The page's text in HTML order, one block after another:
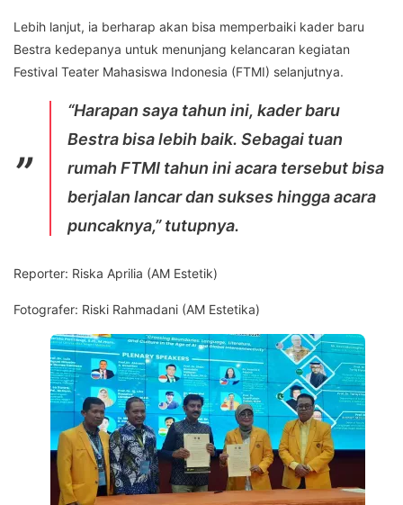
Lebih lanjut, ia berharap akan bisa memperbaiki kader baru
Bestra kedepanya untuk menunjang kelancaran kegiatan
Festival Teater Mahasiswa Indonesia (FTMI) selanjutnya.
“Harapan saya tahun ini, kader baru
Bestra bisa lebih baik. Sebagai tuan
rumah FTMI tahun ini acara tersebut bisa
berjalan lancar dan sukses hingga acara
puncaknya,” tutupnya.
Reporter: Riska Aprilia (AM Estetik)
Fotografer: Riski Rahmadani (AM Estetika)